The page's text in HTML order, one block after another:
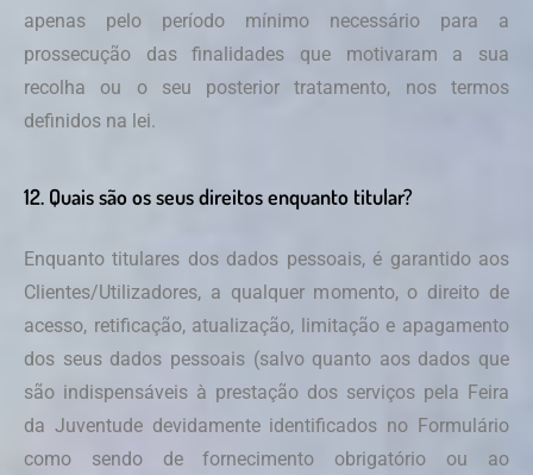
apenas pelo período mínimo necessário para a
prossecução das finalidades que motivaram a sua
recolha ou o seu posterior tratamento, nos termos
definidos na lei.
12. Quais são os seus direitos enquanto titular?
Enquanto titulares dos dados pessoais, é garantido aos
Clientes/Utilizadores, a qualquer momento, o direito de
acesso, retificação, atualização, limitação e apagamento
dos seus dados pessoais (salvo quanto aos dados que
são indispensáveis à prestação dos serviços pela Feira
da Juventude devidamente identificados no Formulário
como sendo de fornecimento obrigatório ou ao